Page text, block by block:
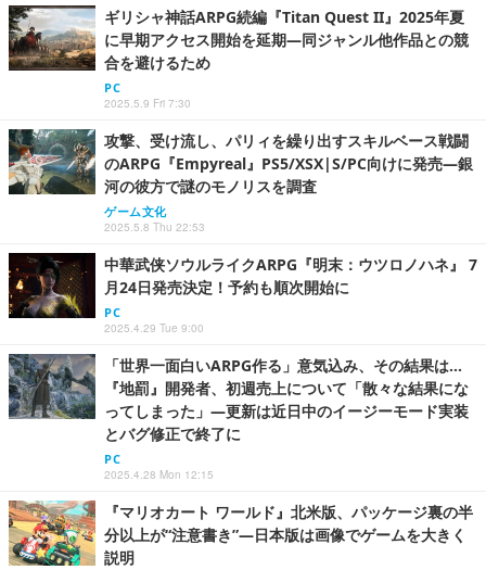
ギリシャ神話ARPG続編『Titan Quest II』2025年夏
に早期アクセス開始を延期―同ジャンル他作品との競
合を避けるため
PC
2025.5.9 Fri 7:30
攻撃、受け流し、パリィを繰り出すスキルベース戦闘
のARPG『Empyreal』PS5/XSX|S/PC向けに発売―銀
河の彼方で謎のモノリスを調査
ゲーム文化
2025.5.8 Thu 22:53
中華武侠ソウルライクARPG『明末：ウツロノハネ』 7
月24日発売決定！予約も順次開始に
PC
2025.4.29 Tue 9:00
「世界一面白いARPG作る」意気込み、その結果は…
『地罰』開発者、初週売上について「散々な結果にな
ってしまった」―更新は近日中のイージーモード実装
とバグ修正で終了に
PC
2025.4.28 Mon 12:15
『マリオカート ワールド』北米版、パッケージ裏の半
分以上が“注意書き”―日本版は画像でゲームを大きく
説明